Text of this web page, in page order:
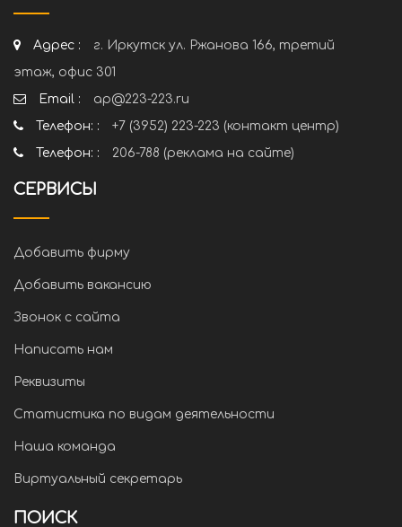
Адрес :
г. Иркутск ул. Ржанова 166, третий
этаж, офис 301
Email :
ap@223-223.ru
Телефон: :
+7 (3952) 223-223 (контакт центр)
Телефон: :
206-788 (реклама на сайте)
СЕРВИСЫ
Добавить фирму
Добавить вакансию
Звонок с сайта
Написать нам
Реквизиты
Статистика по видам деятельности
Наша команда
Виртуальный секретарь
ПОИСК